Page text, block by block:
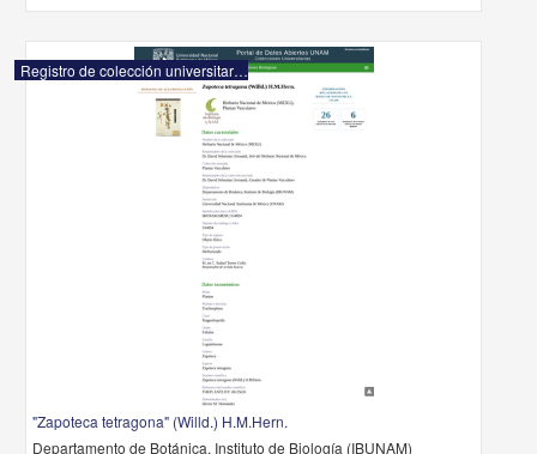
Registro de colección universitaria
"Zapoteca tetragona" (Willd.) H.M.Hern.
Departamento de Botánica, Instituto de Biología (IBUNAM)